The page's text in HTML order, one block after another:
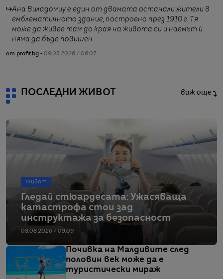
Ана Виладомиу е един от двамата останали жители в
емблематичното здание, построено през 1910 г. Тя
може да живее там до края на живота си и наемът ѝ
няма да бъде повишен
от profit.bg - 09.05.2026 / 06:07
ПОСЛЕДНИ ЖИВОТ виж още
Живот
Гледай стюардесата: Ужасяваща
катастрофа стои зад
инструктажа за безопасност
08.08.2026 / 09:09
Почивка на Малдивите след
половин век може да е
туристически мираж